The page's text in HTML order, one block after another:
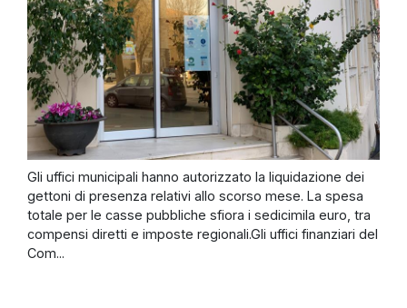
Gli uffici municipali hanno autorizzato la liquidazione dei
gettoni di presenza relativi allo scorso mese. La spesa
totale per le casse pubbliche sfiora i sedicimila euro, tra
compensi diretti e imposte regionali.Gli uffici finanziari del
Com...